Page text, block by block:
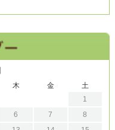
木 金
土
1
6 7
8